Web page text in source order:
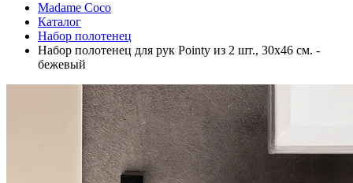
Madame Coco
Каталог
Набор полотенец
Набор полотенец для рук Pointy из 2 шт., 30x46 см. -
бежевый